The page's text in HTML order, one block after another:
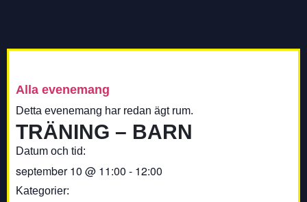
Alla evenemang
Detta evenemang har redan ägt rum.
TRÄNING – BARN
Datum och tid:
september 10 @ 11:00 - 12:00
Kategorier: